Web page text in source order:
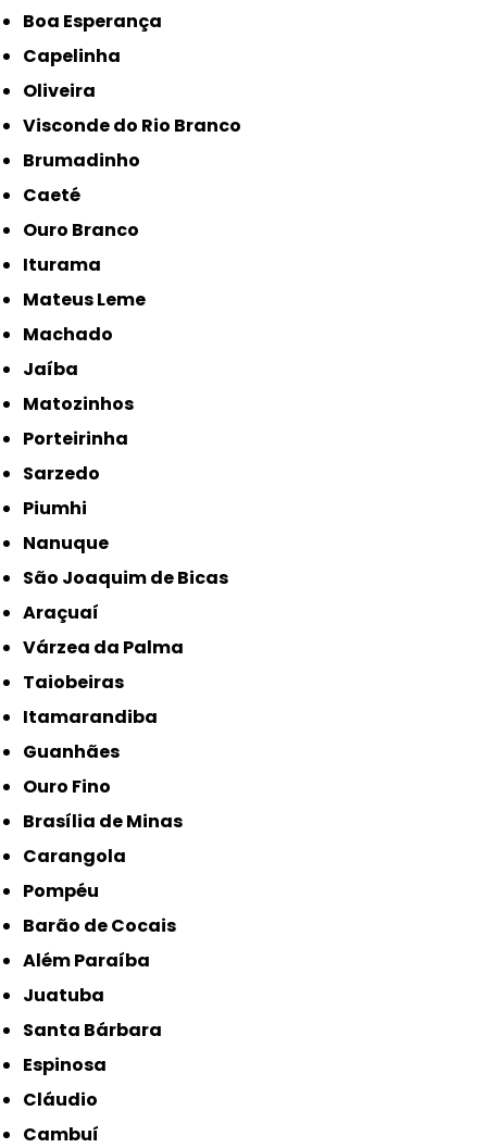
Boa Esperança
Capelinha
Oliveira
Visconde do Rio Branco
Brumadinho
Caeté
Ouro Branco
Iturama
Mateus Leme
Machado
Jaíba
Matozinhos
Porteirinha
Sarzedo
Piumhi
Nanuque
São Joaquim de Bicas
Araçuaí
Várzea da Palma
Taiobeiras
Itamarandiba
Guanhães
Ouro Fino
Brasília de Minas
Carangola
Pompéu
Barão de Cocais
Além Paraíba
Juatuba
Santa Bárbara
Espinosa
Cláudio
Cambuí